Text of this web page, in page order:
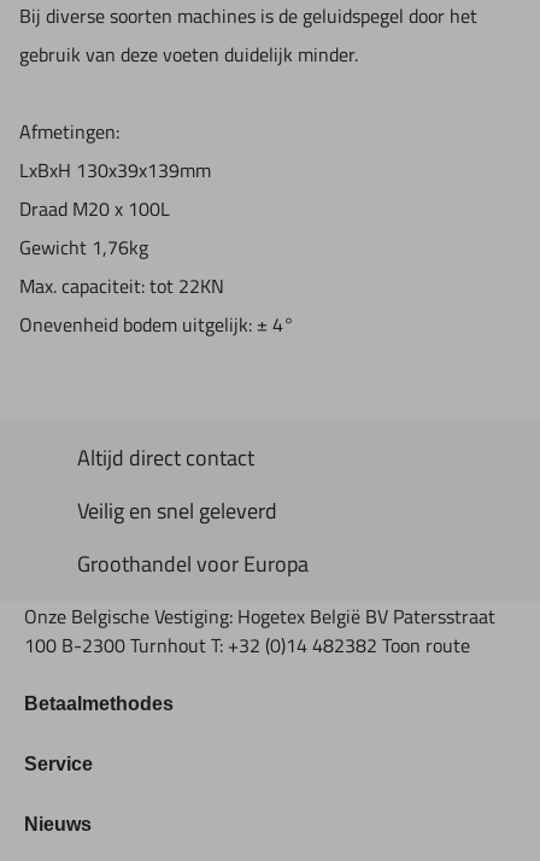
Bij diverse soorten machines is de geluidspegel door het
gebruik van deze voeten duidelijk minder.
Afmetingen:
LxBxH 130x39x139mm
Draad M20 x 100L
Gewicht 1,76kg
Max. capaciteit: tot 22KN
Onevenheid bodem uitgelijk: ± 4°
Altijd direct contact
Veilig en snel geleverd
Groothandel voor Europa
Onze Belgische Vestiging: Hogetex België BV Patersstraat
100 B-2300 Turnhout T: +32 (0)14 482382 Toon route
Betaalmethodes
Bestellen & Betalen
Contract herroepen
Service
Over Hogetex
Nieuws